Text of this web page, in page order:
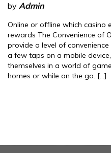
by Admin
Online or offline which casino
rewards The Convenience of
provide a level of
a few taps on a mobile
themselves in a world of
homes or while on the go. […]